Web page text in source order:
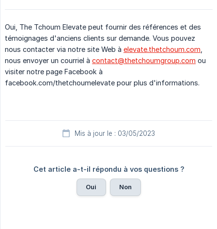
Oui, The Tchoum Elevate peut fournir des références et des
témoignages d'anciens clients sur demande. Vous pouvez
nous contacter via notre site Web à elevate.thetchoum.com
nous envoyer un courriel à contact@thetchoumgroup.com ou
visiter notre page Facebook à
facebook.com/thetchoumelevate pour plus d'informations.
Mis à jour le : 03/05/2023
Cet article a-t-il répondu à vos questions ?
Oui Non